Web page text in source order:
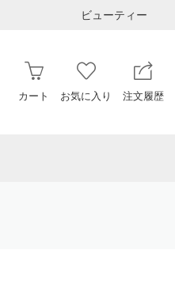
ビューティー
カート お気に入り 注文履歴